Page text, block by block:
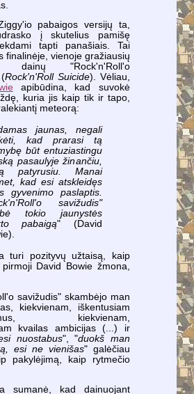
pabaigos versijų ta,
į skutelius pamišę
tapti panašiais. Tai
finalinėje, vienoje gražiausių
dainų "Rock'n'Roll'o
(Rock'n'Roll Suicide). Vėliau,
apibūdina, kad suvokė
kuria jis kaip tik ir tapo,
meteorą:
jaunas, negali
kad prarasi tą
būt entuziastingu
pasaulyje žinančiu,
patyrusiu. Manai
kad esi atskleidęs
gyvenimo paslaptis.
savižudis"
tokio jaunystės
pabaigą" (David
turi pozityvų užtaisą, kaip
David Bowie žmona,
savižudis" skambėjo man
kiekvienam, iškentusiam
kiekvienam,
kvailas ambicijas (...) ir
nuostabus", "duokš man
esi ne vienišas" galėčiau
pakylėjimą, kaip rytmečio
sumanė, kad dainuojant